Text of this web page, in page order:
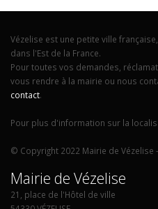
Vézelise est une petite ville
dans l'Est de la France.
Pour toutes vos demandes,
vous rendre à la mairie ou nous
contact.
Pour plus d'information sur la
© Copyright 2022 Mairie de Vézelise -
Mairie de Vézelise
21, place de l'Hôtel de ville